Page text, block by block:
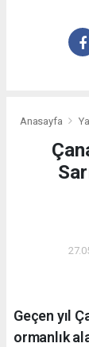
Anasayfa
Geçen yıl
ormanlık